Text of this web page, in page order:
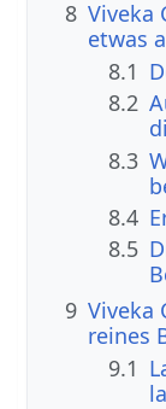
8 Viveka
etwas
8.1
8.2
8.3
8.4
8.5
9 Viveka
reines
9.1